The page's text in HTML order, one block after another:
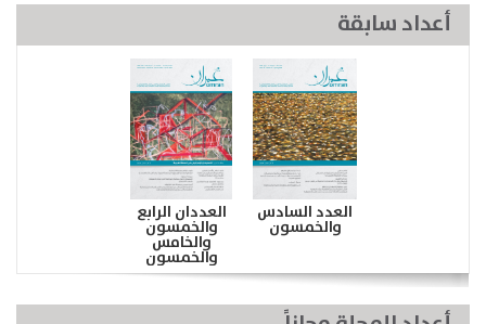
أعداد سابقة
العدد السادس
والخمسون
العددان الرابع
والخمسون
والخامس
والخمسون